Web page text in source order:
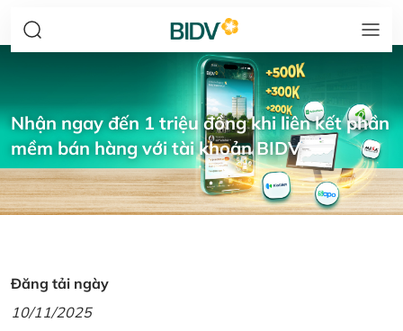
Nhận ngay đến 1 triệu đồng khi liên kết phần
mềm bán hàng với tài khoản BIDV
Đăng tải ngày
10/11/2025